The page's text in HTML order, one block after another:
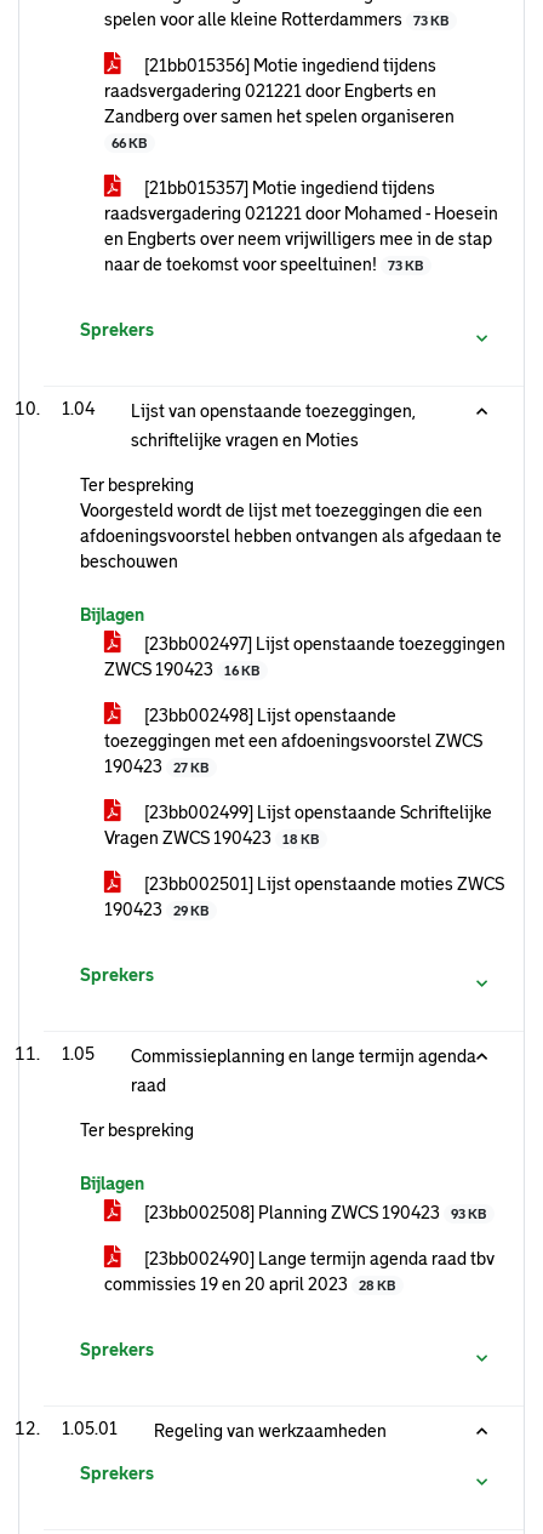
spelen voor alle kleine Rotterdammers
73 KB
[21bb015356] Motie ingediend tijdens
raadsvergadering 021221 door Engberts en
Zandberg over samen het spelen organiseren
66 KB
[21bb015357] Motie ingediend tijdens
raadsvergadering 021221 door Mohamed - Hoesein
en Engberts over neem vrijwilligers mee in de stap
naar de toekomst voor speeltuinen!
73 KB
Sprekers
1.04
Lijst van openstaande toezeggingen,
schriftelijke vragen en Moties
Ter bespreking
Voorgesteld wordt de lijst met toezeggingen die een
afdoeningsvoorstel hebben ontvangen als afgedaan te
beschouwen
Bijlagen
[23bb002497] Lijst openstaande toezeggingen
ZWCS 190423
16 KB
[23bb002498] Lijst openstaande
toezeggingen met een afdoeningsvoorstel ZWCS
190423
27 KB
[23bb002499] Lijst openstaande Schriftelijke
Vragen ZWCS 190423
18 KB
[23bb002501] Lijst openstaande moties ZWCS
190423
29 KB
Sprekers
1.05
Commissieplanning en lange termijn agenda
raad
Ter bespreking
Bijlagen
[23bb002508] Planning ZWCS 190423
93 KB
[23bb002490] Lange termijn agenda raad tbv
commissies 19 en 20 april 2023
28 KB
Sprekers
1.05.01 Regeling van werkzaamheden
Sprekers